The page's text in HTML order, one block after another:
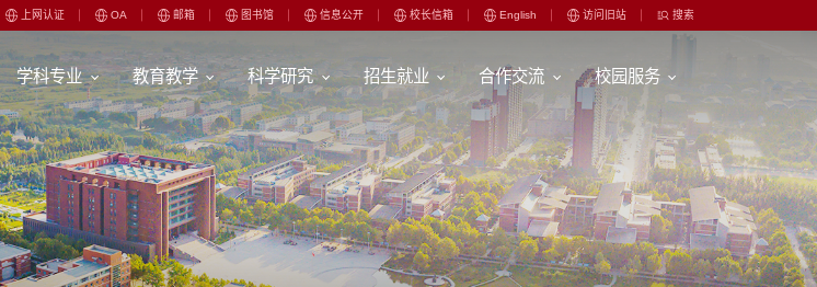
上网认证 OA 邮箱 图书馆 信息公开 校长信箱 English 访问旧站 搜索
学科专业 教育教学 科学研究 招生就业 合作交流 校园服务